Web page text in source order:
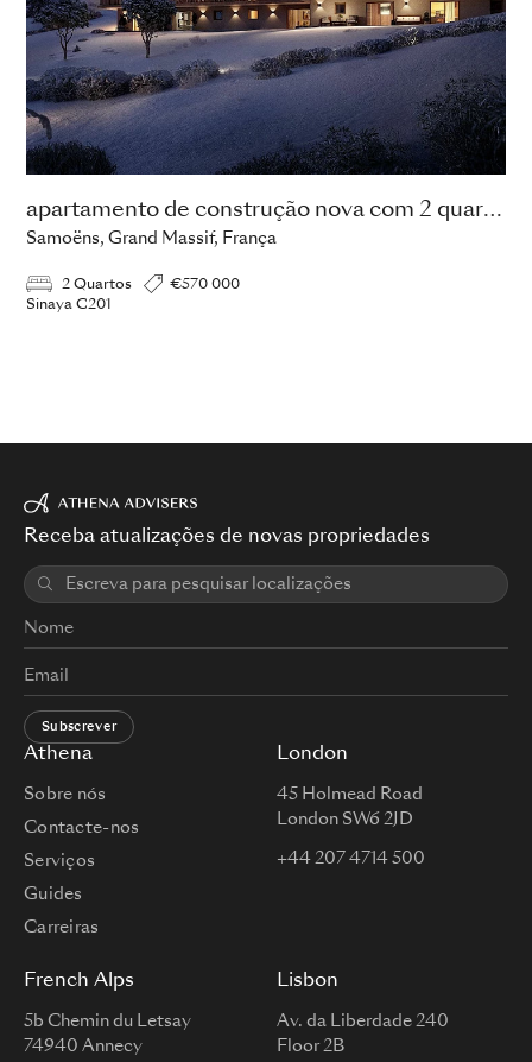
apartamento de construção nova com 2 quartos
Samoëns, Grand Massif, França
2 Quartos
€570 000
Sinaya C201
Athena
Sobre nós
Contacte-nos
Serviços
Guides
Carreiras
London
45 Holmead Road
London SW6 2JD
+44 207 4714 500
French Alps
5b Chemin du Letsay
74940 Annecy
Lisbon
Av. da Liberdade 240
Floor 2B
Receba atualizações de novas propriedades
Subscrever